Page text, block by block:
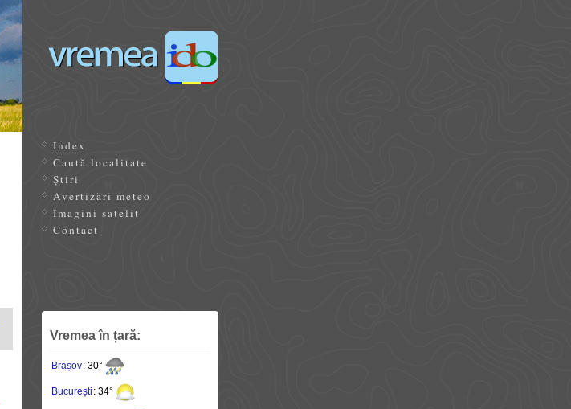
Index
Caută localitate
Știri
Avertizări meteo
Imagini satelit
Contact
Vremea în țară:
Brașov: 30°
București : 34°